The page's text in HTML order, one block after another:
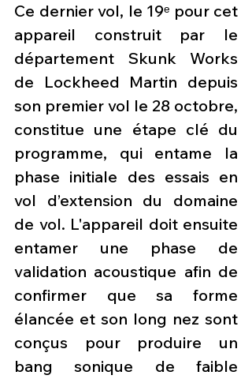
Ce dernier vol, le 19ᵉ pour cet
appareil construit par le
département Skunk Works
de Lockheed Martin depuis
son premier vol le 28 octobre,
constitue une étape clé du
programme, qui entame la
phase initiale des essais en
vol d’extension du domaine
de vol. L'appareil doit ensuite
entamer une phase de
validation acoustique afin de
confirmer que sa forme
élancée et son long nez sont
conçus pour produire un
bang sonique de faible